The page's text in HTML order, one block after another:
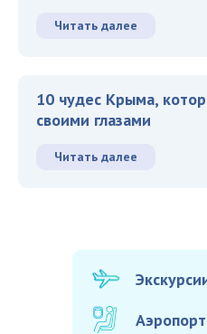
Читать далее
10 чудес Крыма,
своими глазами
Читать далее